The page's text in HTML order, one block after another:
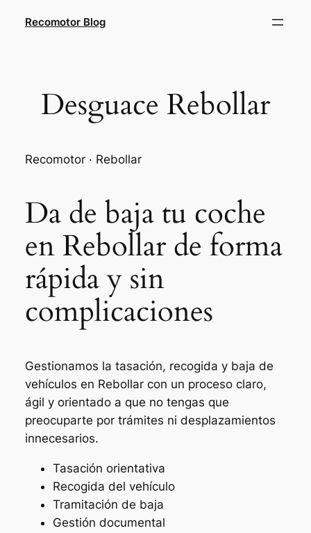
Recomotor Blog
Desguace Rebollar
Recomotor · Rebollar
Da de baja tu coche
en Rebollar de forma
rápida y sin
complicaciones
Gestionamos la tasación, recogida y baja de
vehículos en Rebollar con un proceso claro,
ágil y orientado a que no tengas que
preocuparte por trámites ni desplazamientos
innecesarios.
Tasación orientativa
Recogida del vehículo
Tramitación de baja
Gestión documental